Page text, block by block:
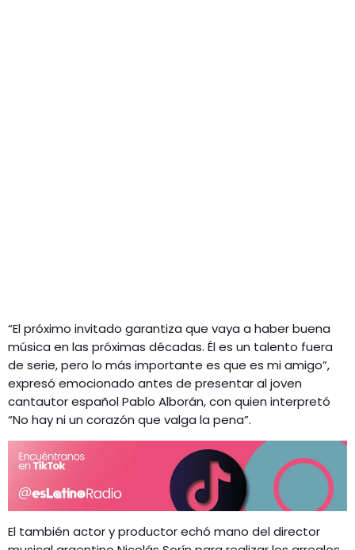
“El próximo invitado garantiza que vaya a haber buena
música en las próximas décadas. Él es un talento fuera
de serie, pero lo más importante es que es mi amigo”,
expresó emocionado antes de presentar al joven
cantautor español Pablo Alborán, con quien interpretó
“No hay ni un corazón que valga la pena”.
El también actor y productor echó mano del director